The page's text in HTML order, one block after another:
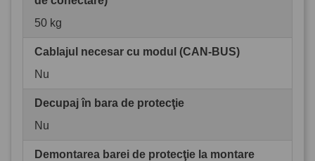
50 kg
Cablajul necesar cu modul (CAN-BUS)
Nu
Decupaj în bara de protecţie
Nu
Demontarea barei de protecţie la montare